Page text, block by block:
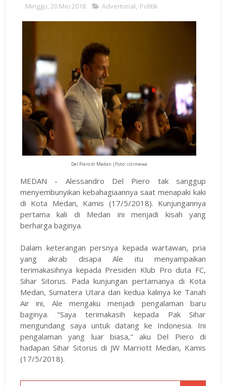
Minggu, 20 Mei 2018 Advertorial, Politik
Del Piero di Medan |Foto: istimewa
MEDAN - Alessandro Del Piero tak sanggup
menyembunyikan kebahagiaannya saat menapaki kaki
di Kota Medan, Kamis (17/5/2018). Kunjungannya
pertama kali di Medan ini menjadi kisah yang
berharga baginya.
Dalam keterangan persnya kepada wartawan, pria
yang akrab disapa Ale itu menyampaikan
terimakasihnya kepada Presiden Klub Pro duta FC,
Sihar Sitorus. Pada kunjungan pertamanya di Kota
Medan, Sumatera Utara dan kedua kalinya ke Tanah
Air ini, Ale mengaku menjadi pengalaman baru
baginya. "Saya terimakasih kepada Pak Sihar
mengundang saya untuk datang ke Indonesia. Ini
pengalaman yang luar biasa," aku Del Piero di
hadapan Sihar Sitorus di JW Marriott Medan, Kamis
(17/5/2018).